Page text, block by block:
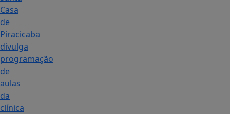
Casa
de
Piracicaba
divulga
programação
de
aulas
da
clínica